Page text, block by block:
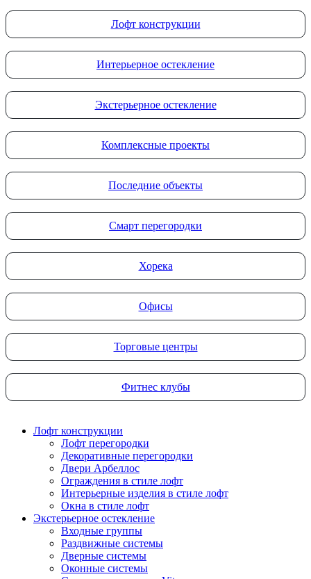
Лофт конструкции
Интерьерное остекление
Экстерьерное остекление
Комплексные проекты
Последние объекты
Смарт перегородки
Хорека
Офисы
Торговые центры
Фитнес клубы
Лофт конструкции
Лофт перегородки
Декоративные перегородки
Двери Арбеллос
Ограждения в стиле лофт
Интерьерные изделия в стиле лофт
Окна в стиле лофт
Экстерьерное остекление
Входные группы
Раздвижные системы
Дверные системы
Оконные системы